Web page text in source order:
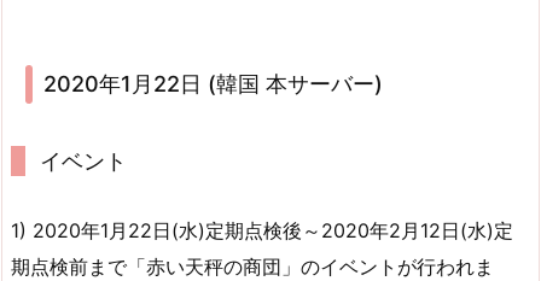
2020年1月22日 (韓国 本サーバー)
イベント
1) 2020年1月22日(水)定期点検後～2020年2月12日(水)定
期点検前まで「赤い天秤の商団」のイベントが行われま